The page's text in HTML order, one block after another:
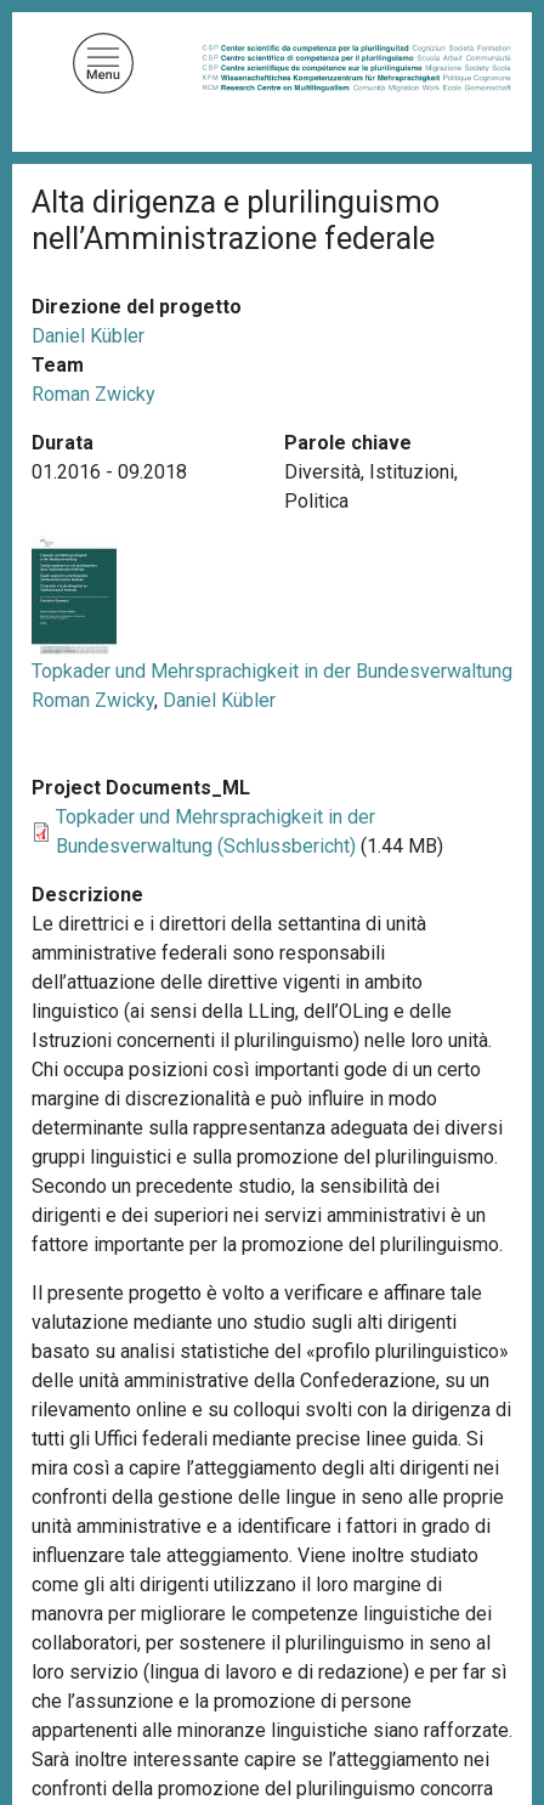
r
c
l
e
d
i
p
n
Alta dirigenza e plurilinguismo
nell’Amministrazione federale
Direzione del progetto
Daniel Kübler
Team
Roman Zwicky
Durata
01.2016 - 09.2018
Parole chiave
Diversità, Istituzioni,
Politica
Topkader und Mehrsprachigkeit in der Bundesverwaltung
Roman Zwicky, Daniel Kübler
Project Documents_ML
Topkader und Mehrsprachigkeit in der
Bundesverwaltung (Schlussbericht) (1.44 MB)
Descrizione
Le direttrici e i direttori della settantina di unità
amministrative federali sono responsabili
dell’attuazione delle direttive vigenti in ambito
linguistico (ai sensi della LLing, dell’OLing e delle
Istruzioni concernenti il plurilinguismo) nelle loro unità.
Chi occupa posizioni così importanti gode di un certo
margine di discrezionalità e può influire in modo
determinante sulla rappresentanza adeguata dei diversi
gruppi linguistici e sulla promozione del plurilinguismo.
Secondo un precedente studio, la sensibilità dei
dirigenti e dei superiori nei servizi amministrativi è un
fattore importante per la promozione del plurilinguismo.
Il presente progetto è volto a verificare e affinare tale
valutazione mediante uno studio sugli alti dirigenti
basato su analisi statistiche del «profilo plurilinguistico»
delle unità amministrative della Confederazione, su un
rilevamento online e su colloqui svolti con la dirigenza di
tutti gli Uffici federali mediante precise linee guida. Si
mira così a capire l’atteggiamento degli alti dirigenti nei
confronti della gestione delle lingue in seno alle proprie
unità amministrative e a identificare i fattori in grado di
influenzare tale atteggiamento. Viene inoltre studiato
come gli alti dirigenti utilizzano il loro margine di
manovra per migliorare le competenze linguistiche dei
collaboratori, per sostenere il plurilinguismo in seno al
loro servizio (lingua di lavoro e di redazione) e per far sì
che l’assunzione e la promozione di persone
appartenenti alle minoranze linguistiche siano rafforzate.
Sarà inoltre interessante capire se l’atteggiamento nei
confronti della promozione del plurilinguismo concorra